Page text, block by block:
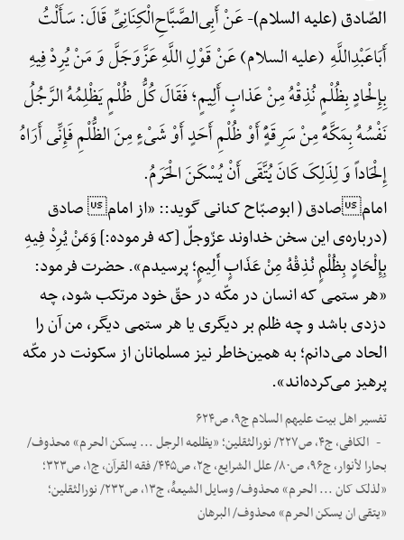
الصّادق (علیه السلام)-عَنْ أَبِی‌الصَّبَّاحِ‌الْکِنَانِیِّ قَالَ: سَأَلْتُ
أَبَاعَبْدِ‌اللَّهِ (علیه السلام) عَنْ قَوْلِ اللَّهِ عَزَّ‌وَ‌جَلَّ وَ مَنْ یُرِدْ فِیهِ
بِإِلْحادٍ بِظُلْمٍ نُذِقْهُ مِنْ عَذابٍ أَلِیمٍ؛ فَقَالَ کُلُّ ظُلْمٍ یَظْلِمُهُ الرَّجُلُ
نَفْسُهُ بِمَکَّهًَْ مِنْ سَرِقَهًٍْ أَوْ ظُلْمِ أَحَدٍ أَوْ شَیْءٍ مِنَ الظُّلْمِ فَإِنِّی أَرَاهُ
إِلْحَاداً وَ لِذَلِکَ کَانَ یُتَّقَی أَنْ یُسْکَنَ الْحَرَمُ.
امامصادق ( ابوصبّاح کنانی گوید:: «از امام صادق
(درباره‌ی این سخن خداوند عزّوجلّ [که فرموده:] وَمَنْ یُرِدْ فِیهِ
بِإِلْحَادٍ بِظُلْمٍ نُذِقْهُ مِنْ عَذَابٍ أَلِیمٍ؛ پرسیدم». حضرت فرمود:
«هر ستمی که انسان در مکّه در حقّ خود مرتکب شود، چه
دزدی باشد و چه ظلم بر دیگری یا هر ستمی دیگر، من آن را
الحاد می‌دانم؛ به همین‌خاطر نیز مسلمانان از سکونت در مکّه
پرهیز می‌کرده‌اند».
تفسیر اهل بیت علیهم السلام ج۹، ص۶۲۴
الکافی، ج۴، ص۲۲۷/ نورالثقلین؛ «یظلمه الرجل ... یسکن الحرم» محذوف/
بحارا لأنوار، ج۹۶، ص۸۰/ علل الشرایع، ج۲، ص۴۴۵/ فقه القرآن، ج۱، ص۳۲۳؛
«لذلک کان ... الحرم» محذوف/ وسایل الشیعهًْ، ج۱۳، ص۲۳۲/ نورالثقلین؛
«یتقی ان یسکن الحرم» محذوف/ البرهان